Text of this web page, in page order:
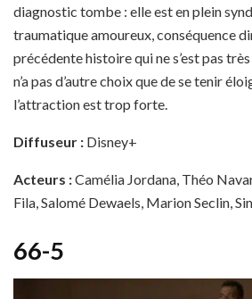
diagnostic tombe : elle est en plein
traumatique amoureux, conséquence
précédente histoire qui ne s’est pas
n’a pas d’autre choix que de se tenir
l’attraction est trop forte.
Diffuseur : Disney+
Acteurs :Camélia Jordana, Théo
Fila, Salomé Dewaels, Marion Seclin,
66-5